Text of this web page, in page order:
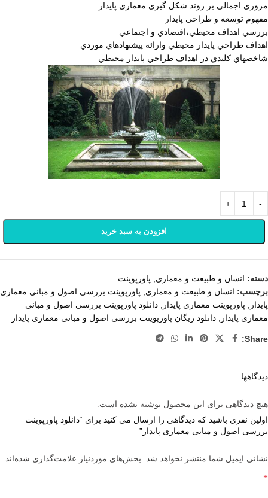
مروري اجمالي بر روند شكل گيري معماري پايدار
مفهوم توسعه و طراحي پايدار
بررسي اهداف محيطي،اقتصادي و اجتماعي
اهداف طراحي پايدار محيطي وارائه پيشنهادهاي موردي
شاخصهاي كليدي در اهداف طراحي پايدار محيطي
افزودن به سبد خرید
دسته: انسان و طبیعت و معماری
پاورپوینت
برچسب: انسان و طبیعت و معماری
پاورپوینت بررسی اصول و مبانی معماری
پایدار
پاورپوینت معماری پایدار
دانلود پاورپوینت بررسی اصول و مبانی
معماری پایدار
دانلود ریگان پاورپوینت بررسی اصول و مبانی معماری پایدار
Share:
دیدگاهها
هیچ دیدگاهی برای این محصول نوشته نشده است.
اولین نفری باشید که دیدگاهی را ارسال می کنید برای “دانلود پاورپوینت
بررسی اصول و مبانی معماری پایدار”
نشانی ایمیل شما منتشر نخواهد شد. بخش‌های موردنیاز علامت‌گذاری شده‌اند
*